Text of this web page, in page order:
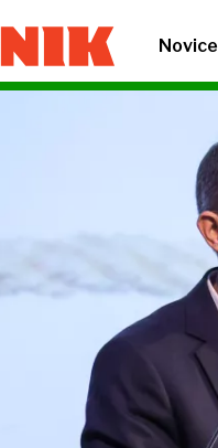
Novice